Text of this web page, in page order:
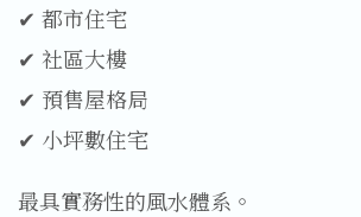
✔ 都市住宅
✔ 社區大樓
✔ 預售屋格局
✔ 小坪數住宅
最具實務性的風水體系。